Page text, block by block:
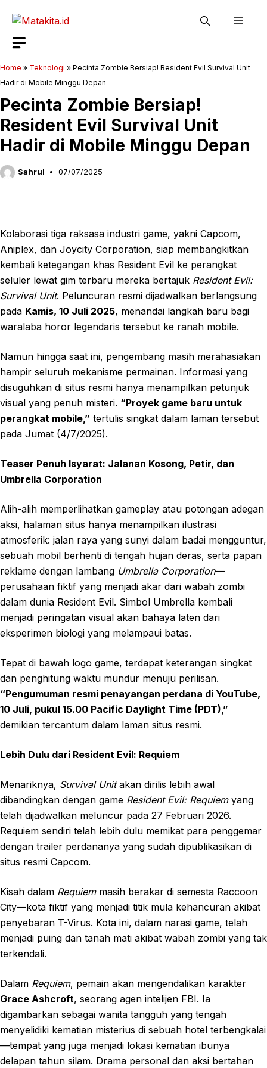
Home » Teknologi » Pecinta Zombie Bersiap! Resident Evil Survival Unit
Hadir di Mobile Minggu Depan
Pecinta Zombie Bersiap!
Resident Evil Survival Unit
Hadir di Mobile Minggu Depan
Sahrul 07/07/2025
Kolaborasi tiga raksasa industri game, yakni Capcom,
Aniplex, dan Joycity Corporation, siap membangkitkan
kembali ketegangan khas Resident Evil ke perangkat
seluler lewat gim terbaru mereka bertajuk Resident Evil:
Survival Unit. Peluncuran resmi dijadwalkan berlangsung
pada Kamis, 10 Juli 2025, menandai langkah baru bagi
waralaba horor legendaris tersebut ke ranah mobile.
Namun hingga saat ini, pengembang masih merahasiakan
hampir seluruh mekanisme permainan. Informasi yang
disuguhkan di situs resmi hanya menampilkan petunjuk
visual yang penuh misteri. “Proyek game baru untuk
perangkat mobile,” tertulis singkat dalam laman tersebut
pada Jumat (4/7/2025).
Teaser Penuh Isyarat: Jalanan Kosong, Petir, dan
Umbrella Corporation
Alih-alih memperlihatkan gameplay atau potongan adegan
aksi, halaman situs hanya menampilkan ilustrasi
atmosferik: jalan raya yang sunyi dalam badai mengguntur,
sebuah mobil berhenti di tengah hujan deras, serta papan
reklame dengan lambang Umbrella Corporation—
perusahaan fiktif yang menjadi akar dari wabah zombi
dalam dunia Resident Evil. Simbol Umbrella kembali
menjadi peringatan visual akan bahaya laten dari
eksperimen biologi yang melampaui batas.
Tepat di bawah logo game, terdapat keterangan singkat
dan penghitung waktu mundur menuju perilisan.
“Pengumuman resmi penayangan perdana di YouTube,
10 Juli, pukul 15.00 Pacific Daylight Time (PDT),”
demikian tercantum dalam laman situs resmi.
Lebih Dulu dari Resident Evil: Requiem
Menariknya, Survival Unitakan dirilis lebih awal
dibandingkan dengan game Resident Evil: Requiemyang
telah dijadwalkan meluncur pada 27 Februari 2026.
Requiem sendiri telah lebih dulu memikat para penggemar
dengan trailer perdananya yang sudah dipublikasikan di
situs resmi Capcom.
Kisah dalam Requiemmasih berakar di semesta Raccoon
City—kota fiktif yang menjadi titik mula kehancuran akibat
penyebaran T-Virus. Kota ini, dalam narasi game, telah
menjadi puing dan tanah mati akibat wabah zombi yang tak
terkendali.
Dalam Requiem, pemain akan mengendalikan karakter
Grace Ashcroft, seorang agen intelijen FBI. Ia
digambarkan sebagai wanita tangguh yang tengah
menyelidiki kematian misterius di sebuah hotel terbengkalai
—tempat yang juga menjadi lokasi kematian ibunya
delapan tahun silam. Drama personal dan aksi bertahan